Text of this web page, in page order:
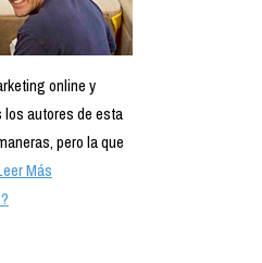
online y
los autores de esta
pero la que
Más